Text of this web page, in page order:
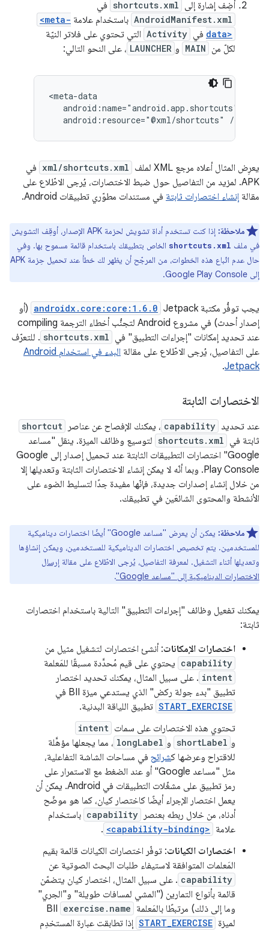
أضِف إشارة إلى shortcuts.xml في
AndroidManifest.xml باستخدام علامة <meta-
data> في Activity التي تحتوي على فلاتر النيّة
لكلّ من MAIN و LAUNCHER ، على النحو التالي:
android:resource="@xml/shortcuts"
يعرِض المثال أعلاه مرجع XML لملف xml/shortcuts.xml في
APK. لمزيد من التفاصيل حول ضبط الاختصارات، يُرجى الاطّلاع على
مقالة إنشاء اختصارات ثابتة في مستندات مطوّري تطبيقات Android.
ملاحظة:
إذا كنت تستخدم أداة تشويش لحزمة APK الإصدار، أوقِف التشويش
في ملف shortcuts.xml الخاص بتطبيقك باستخدام قائمة مسموح بها. وفي
حال عدم اتّباع هذه الخطوات، من المرجّح أن يظهر لك خطأ عند تحميل حِزمة APK
إلى Google Play Console.
يجب توفُّر مكتبة Jetpack androidx.core:core:1.6.0 (أو
إصدار أحدث) في مشروع Android لتجنُّب أخطاء الترجمة compiling
عند تحديد إمكانات "إجراءات التطبيق" في shortcuts.xml . للتعرّف
على التفاصيل، يُرجى الاطّلاع على مقالة
البدء في استخدام Android
Jetpack
.
الاختصارات الثابتة
عند تحديد capability ، يمكنك الإفصاح عن عناصر shortcut
ثابتة في shortcuts.xml لتوسيع وظائف الميزة. ينقل "مساعد
Google" اختصارات التطبيقات الثابتة عند تحميل إصدار إلى Google
Play Console. وبما أنّه لا يمكن إنشاء الاختصارات الثابتة وتعديلها إلا
من خلال إنشاء إصدارات جديدة، فإنّها مفيدة جدًا لتسليط الضوء على
الأنشطة والمحتوى الشائعَين في تطبيقك.
ملاحظة:
يمكن أن يعرض "مساعد Google" أيضًا اختصارات ديناميكية
للمستخدمين. يتم تخصيص اختصارات الديناميكية للمستخدمين، ويمكن إنشاؤها
وتعديلها أثناء التشغيل. لمعرفة التفاصيل، يُرجى الاطّلاع على مقالة إرسال
الاختصارات الديناميكية إلى "مساعد Google"
.
يمكنك تفعيل وظائف "إجراءات التطبيق" التالية باستخدام اختصارات
ثابتة:
اختصارات الإمكانات: أنشئ اختصارات لتشغيل مثيل من
capability يحتوي على قيم مُحدَّدة مسبقًا للمَعلمة
intent . على سبيل المثال، يمكنك تحديد اختصار
تطبيق "بدء جولة ركض" الذي يستدعي ميزة BII في
START_EXERCISE تطبيق اللياقة البدنية.
تحتوي هذه الاختصارات على سمات intent
و shortLabel و longLabel ، مما يجعلها مؤهَّلة
للاقتراح وعرضها كشرائح في مساحات الشاشة التفاعلية،
مثل "مساعد Google" أو عند الضغط مع الاستمرار على
رمز تطبيق على مشغّلات التطبيقات في Android. يمكن أن
يعمل اختصار الإجراء أيضًا كاختصار كيان، كما هو موضّح
أدناه، من خلال ربطه بعنصر
capability باستخدام
علامة <capability-binding>
.
اختصارات الكيانات: توفّر اختصارات الكيانات قائمة بقيم
المَعلمات المتوافقة لاستيفاء طلبات البحث الصوتية عن
capability . على سبيل المثال، اختصار كيان يتضمّن
قائمة بأنواع التمارين ("المشي لمسافات طويلة" و"الجري"
وما إلى ذلك) مرتبطًا بالمَعلمة exercise.name
BII
لميزة START_EXERCISE إذا تطابقت عبارة المستخدِم